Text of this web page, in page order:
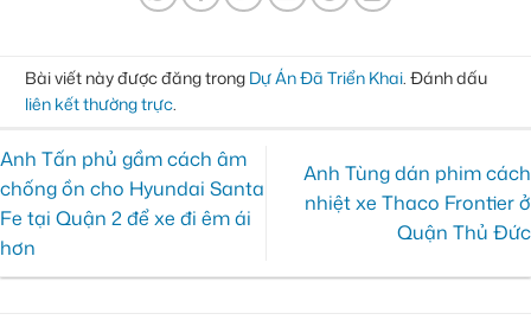
Bài viết này được đăng trong Dự Án Đã Triển Khai. Đánh dấu
liên kết thường trực.
Anh Tấn phủ gầm cách âm
chống ồn cho Hyundai Santa
Fe tại Quận 2 để xe đi êm ái
hơn
Anh Tùng dán phim cách
nhiệt xe Thaco Frontier ở
Quận Thủ Đức